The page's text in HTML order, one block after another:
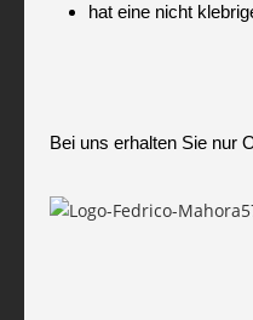
hat eine nicht
Bei uns erhalten Sie nur